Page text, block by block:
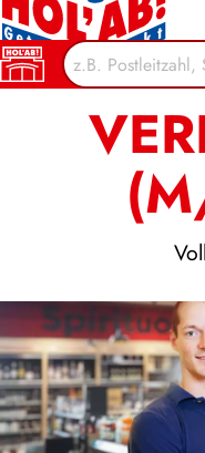
Zurück zur Übersicht